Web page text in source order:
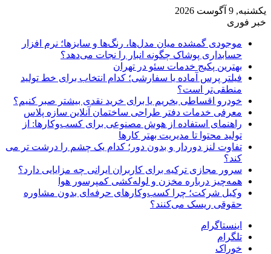
یکشنبه, 9 آگوست 2026
خبر فوری
موجودی گمشده میان مدل‌ها، رنگ‌ها و سایزها؛ نرم افزار
حسابداری پوشاک چگونه انبار را نجات می‌دهد؟
بهترین پکیج خدمات سئو در تهران
فیلتر پرس آماده یا سفارشی؛ کدام انتخاب برای خط تولید
منطقی‌تر است؟
خودرو اقساطی بخریم یا برای خرید نقدی بیشتر صبر کنیم؟
معرفی خدمات دفتر طراحی ساختمان آنلاین سازه پلاس
راهنمای استفاده از هوش مصنوعی برای کسب‌وکارها: از
تولید محتوا تا مدیریت بهتر کارها
تفاوت لنز دوردار و بدون دور؛ کدام یک چشم را درشت تر می
کند؟
سرور مجازی ترکیه برای کاربران ایرانی چه مزایایی دارد؟
همه‌چیز درباره مخزن و لوله‌کشی کمپرسور هوا
وکیل شرکت؛ چرا کسب‌وکارهای حرفه‌ای بدون مشاوره
حقوقی ریسک می‌کنند؟
اینستاگرام
تلگرام
خوراک